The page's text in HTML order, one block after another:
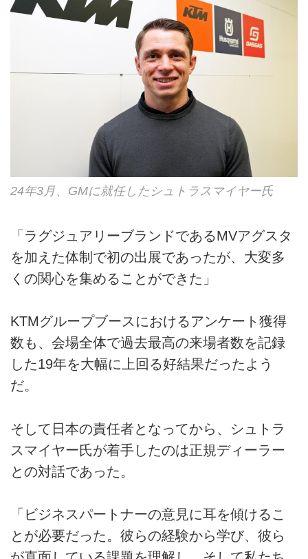
24年3月、GMに就任したシュトラスマイヤー氏
「ラグジュアリーブランドであるMVアグスタ
を加えた体制で初の出展であったが、大変多
くの関心を集めることができた」
KTMグループブースにおけるアンケート獲得
数も、会場全体で過去最高の来場者数を記録
した19年を大幅に上回る好結果だったよう
だ。
そして日本の責任者となってから、シュトラ
スマイヤー氏が着手したのは正規ディーラー
との対話であった。
「ビジネスパートナーの意見に耳を傾けるこ
とが必要だった。彼らの経験から学び、彼ら